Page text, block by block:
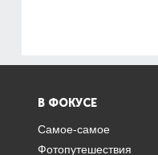
В ФОКУСЕ
Самое-самое
Фотопутешествия